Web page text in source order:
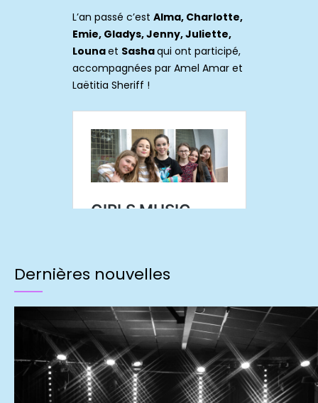
L’an passé c’est Alma, Charlotte,
Emie, Gladys, Jenny, Juliette,
Lounaet Sashaqui ont participé,
accompagnées par Amel Amar et
Laëtitia Sheriff !
Dernières nouvelles